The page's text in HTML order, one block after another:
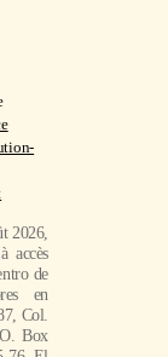
2026,
accès
de
en
Col.
Box